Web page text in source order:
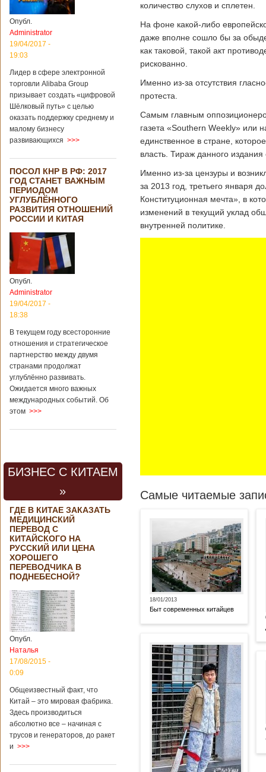
Опубл.
Administrator
19/04/2017 -
19:03
Лидер в сфере электронной
торговли Alibaba Group
призывает создать «цифровой
Шёлковый путь» с целью
оказать поддержку среднему и
малому бизнесу
развивающихся >>>
ПОСОЛ КНР В РФ: 2017
ГОД СТАНЕТ ВАЖНЫМ
ПЕРИОДОМ
УГЛУБЛЁННОГО
РАЗВИТИЯ ОТНОШЕНИЙ
РОССИИ И КИТАЯ
Опубл.
Administrator
19/04/2017 -
18:38
В текущем году всесторонние
отношения и стратегическое
партнерство между двумя
странами продолжат
углублённо развивать.
Ожидается много важных
международных событий. Об
этом >>>
БИЗНЕС С КИТАЕМ
»
ГДЕ В КИТАЕ ЗАКАЗАТЬ
МЕДИЦИНСКИЙ
ПЕРЕВОД С
КИТАЙСКОГО НА
РУССКИЙ ИЛИ ЦЕНА
ХОРОШЕГО
ПЕРЕВОДЧИКА В
ПОДНЕБЕСНОЙ?
Опубл.
Наталья
17/08/2015 -
0:09
Общеизвестный факт, что
Китай – это мировая фабрика.
Здесь производиться
абсолютно все – начиная с
трусов и генераторов, до ракет
и >>>
количество слухов и сплетен.
На фоне какой-либо
даже вполне сошло бы за
как таковой, такой акт
рискованно.
Именно из-за отсутствия
протеста.
Самым главным
газета «Southern Weekly» или
единственное в стране,
власть. Тираж данного
Именно из-за цензуры и
за 2013 год, третьего января
Конституционная мечта», в
изменений в текущий уклад
внутренней политике.
Самые читаемые
18/01/2013
Быт современных китайцев